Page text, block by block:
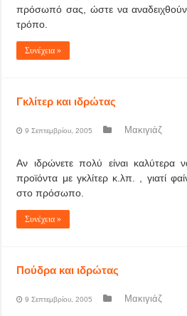
πρόσωπό σας, ώστε να
τρόπο.
Συνέχεια »
Γκλίτερ και ιδρώτας
9 Σεπτεμβρίου, 2005 Μακιγιάζ
Αν ιδρώνετε πολύ είναι καλύτερα
προϊόντα με γκλίτερ κ.λπ. , γιατί
στο πρόσωπο.
Συνέχεια »
Πούδρα και ιδρώτας
9 Σεπτεμβρίου, 2005 Μακιγιάζ